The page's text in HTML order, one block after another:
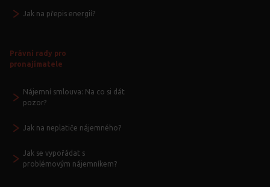
Jak na přepis energií?
Právní rady pro
pronajímatele
Nájemní smlouva: Na co si dát
pozor?
Jak na neplatiče nájemného?
Jak se vypořádat s
problémovým nájemníkem?